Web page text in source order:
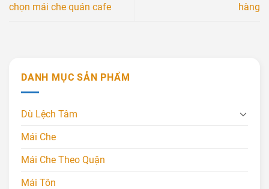
chọn mái che quán cafe
hàng
DANH MỤC SẢN PHẨM
Dù Lệch Tâm
Mái Che
Mái Che Theo Quận
Mái Tôn